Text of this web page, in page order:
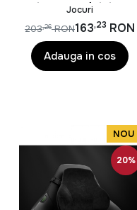
tip Analog/Digital,
interfata USB,
butoane 19, lungime
cablu 200 cm,
Windows 10,11,7,8, alb
Jocuri
163,23 RON
203,26 RON
Adauga in cos
NOU
20%